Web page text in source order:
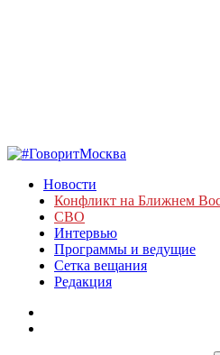
Новости
Конфликт на Ближнем
СВО
Интервью
Программы и ведущие
Сетка вещания
Редакция